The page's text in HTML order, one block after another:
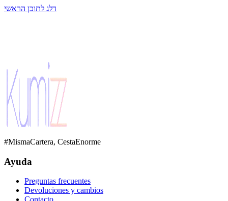
דלג לתוכן הראשי
#MismaCartera, CestaEnorme
Ayuda
Preguntas frecuentes
Devoluciones y cambios